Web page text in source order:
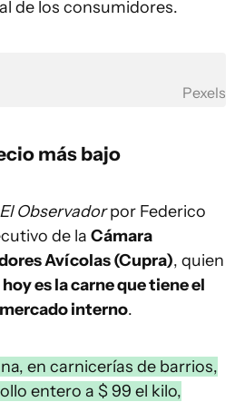
de los consumidores.
Pexels
más bajo
El Observadorpor Federico
de la Cámara
Avícolas (Cupra), quien
es la carne que tiene el
interno.
en carnicerías de barrios,
entero a $ 99 el kilo,